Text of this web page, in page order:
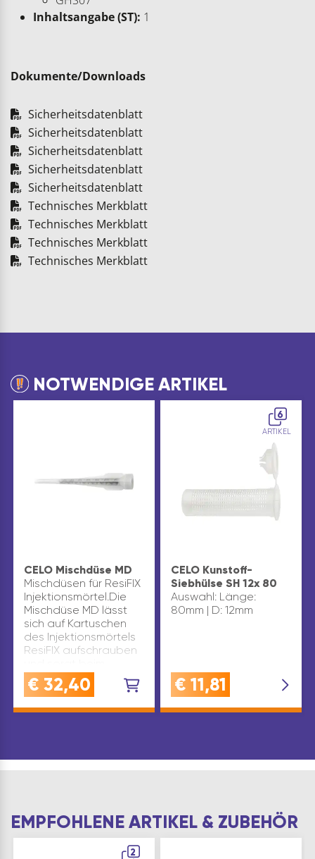
Inhaltsangabe (ST): 1
Dokumente/Downloads
Sicherheitsdatenblatt
Sicherheitsdatenblatt
Sicherheitsdatenblatt
Sicherheitsdatenblatt
Sicherheitsdatenblatt
Technisches Merkblatt
Technisches Merkblatt
Technisches Merkblatt
Technisches Merkblatt
NOTWENDIGE ARTIKEL
CELO Mischdüse MD
Mischdüsen für ResiFIX
Injektionsmörtel.Die
Mischdüse MD lässt
sich auf Kartuschen
des Injektionsmörtels
ResiFIX aufschrauben
Auspressen der
Kartusche für eine
d…
€ 32,40
6
ARTIKEL
CELO Kunstoff-
Siebhülse SH 12x 80
Auswahl: Länge:
80mm | D: 12mm
€ 11,81
EMPFOHLENE ARTIKEL & ZUBEHÖR
2